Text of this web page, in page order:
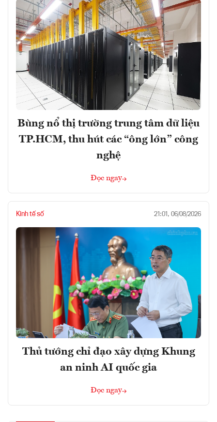
Bùng nổ thị trường trung tâm dữ liệu
TP.HCM, thu hút các “ông lớn” công
nghệ
Đọc ngay
Kinh tế số 21:01, 06/08/2026
Thủ tướng chỉ đạo xây dựng Khung
an ninh AI quốc gia
Đọc ngay